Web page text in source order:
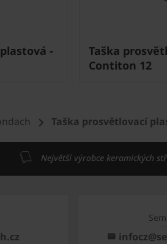
-
Taška
Contiton 12
Taška prosvětlovací
Největší výrobce keramických